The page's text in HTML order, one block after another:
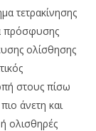
τετρακίνησης
πρόσφυσης
ολίσθησης
στους πίσω
άνετη και
ολισθηρές